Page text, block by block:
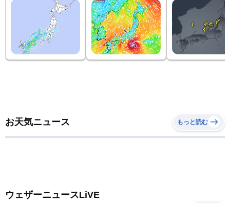
お天気ニュース もっと読む
ウェザーニュースLiVE